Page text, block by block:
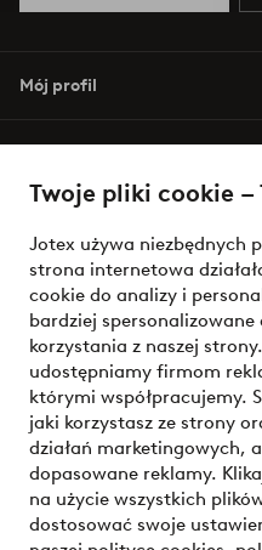
Twoje pliki cookie –
Jotex używa niezbędnych
strona internetowa
cookie do analizy i
bardziej spersonalizowane
korzystania z naszej
udostępniamy firmom
którymi współpracujemy.
jaki korzystasz ze strony
działań marketingowych,
dopasowane reklamy.
na użycie wszystkich
dostosować swoje
Mój profil
Warunki
Bezpieczne płatności -
Chcesz dowiedzieć się